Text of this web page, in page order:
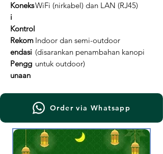
Koneks
i
Kontrol
WiFi (nirkabel) dan LAN (RJ45)
Rekom
endasi
Pengg
unaan
Indoor dan semi-outdoor
(disarankan penambahan kanopi
untuk outdoor)
Order via Whatsapp